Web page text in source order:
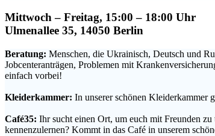
Mittwoch – Freitag, 15:00 – 18:00 Uhr
Ulmenallee 35, 14050 Berlin
Beratung: Menschen, die Ukrainisch, Deutsch und
Jobcenteranträgen, Problemen mit
einfach vorbei!
Kleiderkammer: In unserer schönen Kleiderkammer
Café35: Ihr sucht einen Ort, um euch mit Freunden zu
kennenzulernen? Kommt in das Café in unserem